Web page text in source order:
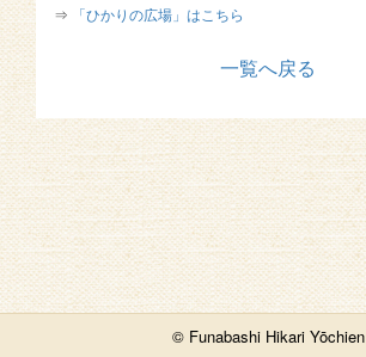
⇒
「ひかりの広場」はこちら
一覧へ戻る
© Funabashi Hikari Yōchien